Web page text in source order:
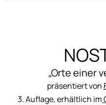
„Orte einer
präsentiert von
3. Auflage, erhältlich im